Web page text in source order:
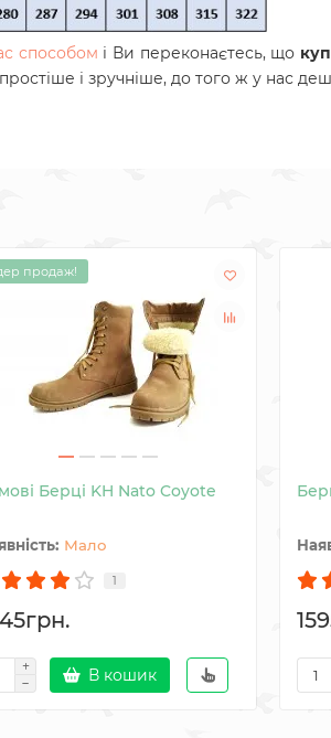
способом і Ви переконаєтесь, що
і зручніше, до того ж у нас
продаж!
Берці KH Nato Coyote
Мало
1
В кошик